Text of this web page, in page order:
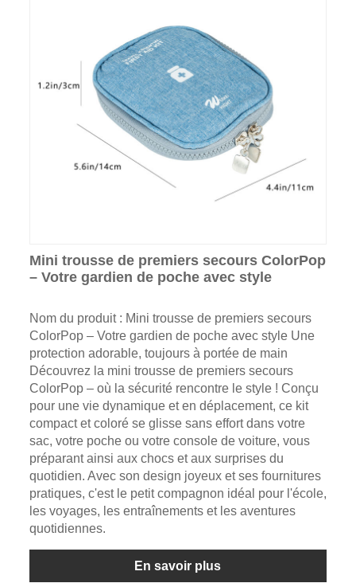
Mini trousse de premiers secours ColorPop
– Votre gardien de poche avec style
Nom du produit : Mini trousse de premiers secours
ColorPop – Votre gardien de poche avec style Une
protection adorable, toujours à portée de main
Découvrez la mini trousse de premiers secours
ColorPop – où la sécurité rencontre le style ! Conçu
pour une vie dynamique et en déplacement, ce kit
compact et coloré se glisse sans effort dans votre
sac, votre poche ou votre console de voiture, vous
préparant ainsi aux chocs et aux surprises du
quotidien. Avec son design joyeux et ses fournitures
pratiques, c'est le petit compagnon idéal pour l'école,
les voyages, les entraînements et les aventures
quotidiennes.
En savoir plus